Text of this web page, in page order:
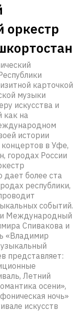
оркестр
карточкой
музыки
искусства и
как на
истории
концертов в Уфе,
городах России
дает более ста
республики,
событий.
Международный
Спивакова и
«Владимир
представляет:
Летний
осени»,
ночь»
искусств